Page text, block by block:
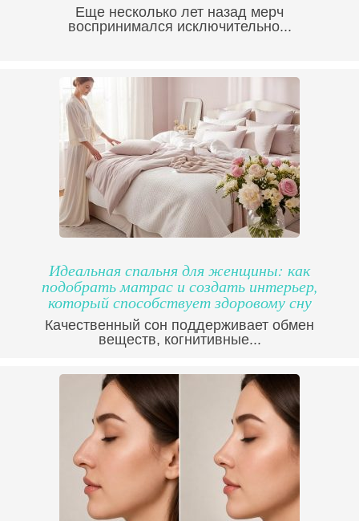
Еще несколько лет назад мерч
воспринимался исключительно...
Идеальная спальня для женщины: как
подобрать матрас и создать интерьер,
который способствует здоровому сну
Качественный сон поддерживает обмен
веществ, когнитивные...